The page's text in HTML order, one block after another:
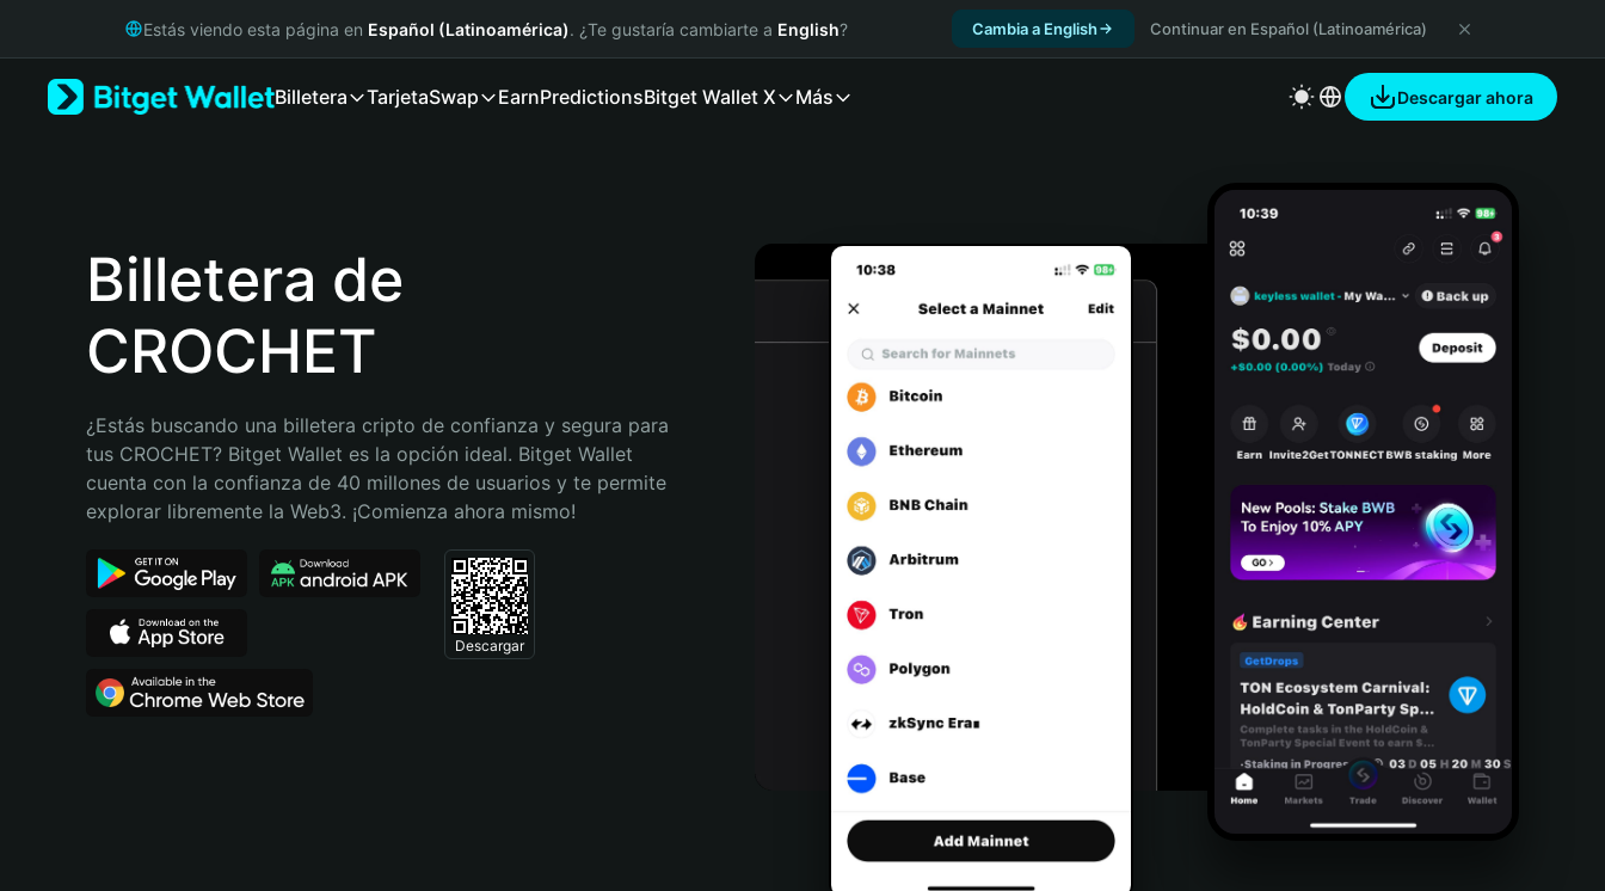
Русский
Português (Portugal)
Bahasa Indonesia
Português (Brasil)
Español (Argentina)
Estás viendo esta página en Español (Latinoamérica). ¿Te gustaría cambiarte a English? Cambia a English Continuar en Español (Latinoamérica)
Billetera TarjetaSwap EarnPredictionsBitget Wallet X Más Descargar ahora
Billetera de
CROCHET
¿Estás buscando una billetera cripto de confianza y segura para
tus CROCHET? Bitget Wallet es la opción ideal. Bitget Wallet
cuenta con la confianza de 40 millones de usuarios y te permite
explorar libremente la Web3. ¡Comienza ahora mismo!
Descargar